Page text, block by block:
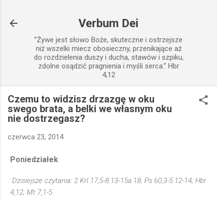
Verbum Dei
”Żywe jest słowo Boże, skuteczne i ostrzejsze
niż wszelki miecz obosieczny, przenikające aż
do rozdzielenia duszy i ducha, stawów i szpiku,
zdolne osądzić pragnienia i myśli serca.” Hbr
4,12
Czemu to widzisz drzazgę w oku
swego brata, a belki we własnym oku
nie dostrzegasz?
czerwca 23, 2014
Poniedziałek
Dzisiejsze czytania: 2 Krl 17,5-8.13-15a.18; Ps 60,3-5.12-14; Hbr
4,12; Mt 7,1-5